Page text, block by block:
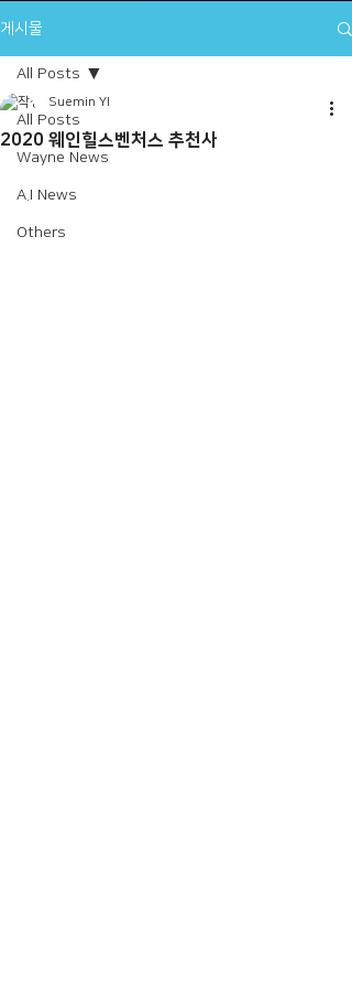
게시물
All Posts
Wayne News
A.I News
Others
All Posts
2020 웨인힐스벤처스 추천사
Suemin YI